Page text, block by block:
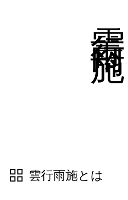
四字熟語
一覧表示
雲行雨施とは
四字熟語
一覧表示